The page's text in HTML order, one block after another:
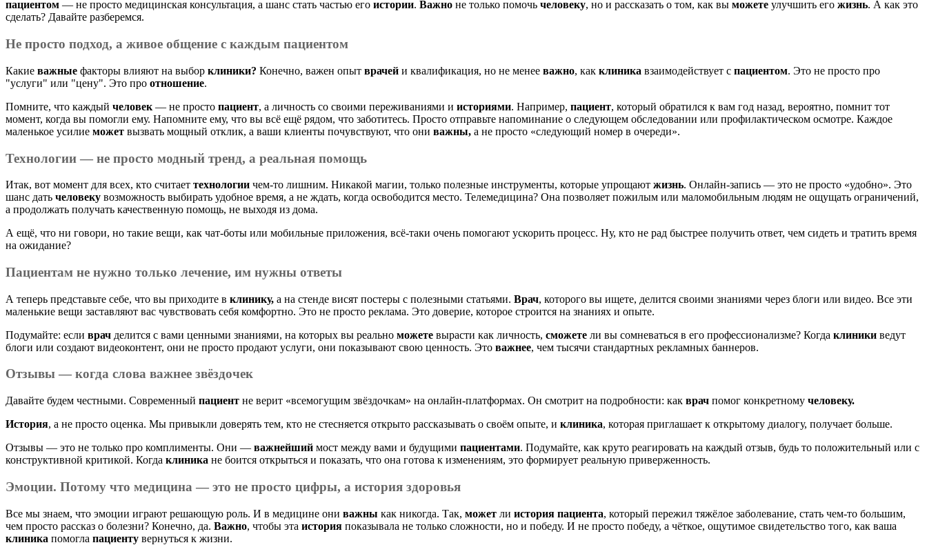
пациентом — не просто медицинская консультация, а шанс стать частью его истории. Важно не только помочь человеку, но и рассказать о том, как вы можете улучшить его жизнь. А как это
сделать? Давайте разберемся.
Не просто подход, а живое общение с каждым пациентом
Какие важные факторы влияют на выбор клиники? Конечно, важен опыт врачей и квалификация, но не менее важно, как клиника взаимодействует с пациентом. Это не просто про
"услуги" или "цену". Это про отношение.
Помните, что каждый человек — не просто пациент, а личность со своими переживаниями и историями. Например, пациент, который обратился к вам год назад, вероятно, помнит тот
момент, когда вы помогли ему. Напомните ему, что вы всё ещё рядом, что заботитесь. Просто отправьте напоминание о следующем обследовании или профилактическом осмотре. Каждое
маленькое усилие может вызвать мощный отклик, а ваши клиенты почувствуют, что они важны, а не просто «следующий номер в очереди».
Технологии — не просто модный тренд, а реальная помощь
Итак, вот момент для всех, кто считает технологии чем-то лишним. Никакой магии, только полезные инструменты, которые упрощают жизнь. Онлайн-запись — это не просто «удобно». Это
шанс дать человеку возможность выбирать удобное время, а не ждать, когда освободится место. Телемедицина? Она позволяет пожилым или маломобильным людям не ощущать ограничений,
а продолжать получать качественную помощь, не выходя из дома.
А ещё, что ни говори, но такие вещи, как чат-боты или мобильные приложения, всё-таки очень помогают ускорить процесс. Ну, кто не рад быстрее получить ответ, чем сидеть и тратить время
на ожидание?
Пациентам не нужно только лечение, им нужны ответы
А теперь представьте себе, что вы приходите в клинику, а на стенде висят постеры с полезными статьями. Врач, которого вы ищете, делится своими знаниями через блоги или видео. Все эти
маленькие вещи заставляют вас чувствовать себя комфортно. Это не просто реклама. Это доверие, которое строится на знаниях и опыте.
Подумайте: если врач делится с вами ценными знаниями, на которых вы реально можете вырасти как личность, сможете ли вы сомневаться в его профессионализме? Когда клиники ведут
блоги или создают видеоконтент, они не просто продают услуги, они показывают свою ценность. Это важнее, чем тысячи стандартных рекламных баннеров.
Отзывы — когда слова важнее звёздочек
Давайте будем честными. Современный пациент не верит «всемогущим звёздочкам» на онлайн-платформах. Он смотрит на подробности: как врач помог конкретному человеку.
История, а не просто оценка. Мы привыкли доверять тем, кто не стесняется открыто рассказывать о своём опыте, и клиника, которая приглашает к открытому диалогу, получает больше.
Отзывы — это не только про комплименты. Они — важнейший мост между вами и будущими пациентами. Подумайте, как круто реагировать на каждый отзыв, будь то положительный или с
конструктивной критикой. Когда клиника не боится открыться и показать, что она готова к изменениям, это формирует реальную приверженность.
Эмоции. Потому что медицина — это не просто цифры, а история здоровья
Все мы знаем, что эмоции играют решающую роль. И в медицине они важны как никогда. Так, может ли история пациента, который пережил тяжёлое заболевание, стать чем-то большим,
чем просто рассказ о болезни? Конечно, да. Важно, чтобы эта история показывала не только сложности, но и победу. И не просто победу, а чёткое, ощутимое свидетельство того, как ваша
клиника помогла пациенту вернуться к жизни.